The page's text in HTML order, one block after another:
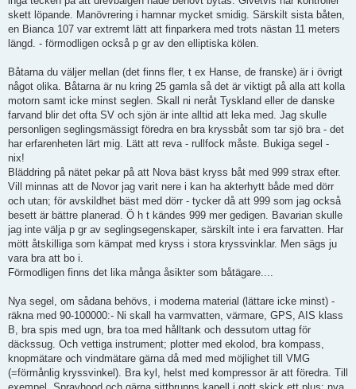
skett löpande. Manövrering i hamnar mycket smidig. Särskilt sista båten,
en Bianca 107 var extremt lätt att finparkera med trots nästan 11 meters
längd. - förmodligen också p gr av den elliptiska kölen.
Båtarna du väljer mellan (det finns fler, t ex Hanse, de franske) är i övrigt
något olika. Båtarna är nu kring 25 gamla så det är viktigt på alla att kolla
motorn samt icke minst seglen. Skall ni neråt Tyskland eller de danske
farvand blir det ofta SV och sjön är inte alltid att leka med. Jag skulle
personligen seglingsmässigt föredra en bra kryssbåt som tar sjö bra - det
har erfarenheten lärt mig. Lätt att reva - rullfock måste. Bukiga segel -
nix!
Bläddring på nätet pekar på att Nova bäst kryss båt med 999 strax efter.
Vill minnas att de Novor jag varit nere i kan ha akterhytt både med dörr
och utan; för avskildhet bäst med dörr - tycker då att 999 som jag också
besett är bättre planerad. Ö h t kändes 999 mer gedigen. Bavarian skulle
jag inte välja p gr av seglingsegenskaper, särskilt inte i era farvatten. Har
mött åtskilliga som kämpat med kryss i stora kryssvinklar. Men sägs ju
vara bra att bo i.
Förmodligen finns det lika många åsikter som båtägare....
Nya segel, om sådana behövs, i moderna material (lättare icke minst) -
räkna med 90-100000:- Ni skall ha varmvatten, värmare, GPS, AIS klass
B, bra spis med ugn, bra toa med hålltank och dessutom uttag för
däckssug. Och vettiga instrument; plotter med ekolod, bra kompass,
knopmätare och vindmätare gärna då med med möjlighet till VMG
(=förmånlig kryssvinkel). Bra kyl, helst med kompressor är att föredra. Till